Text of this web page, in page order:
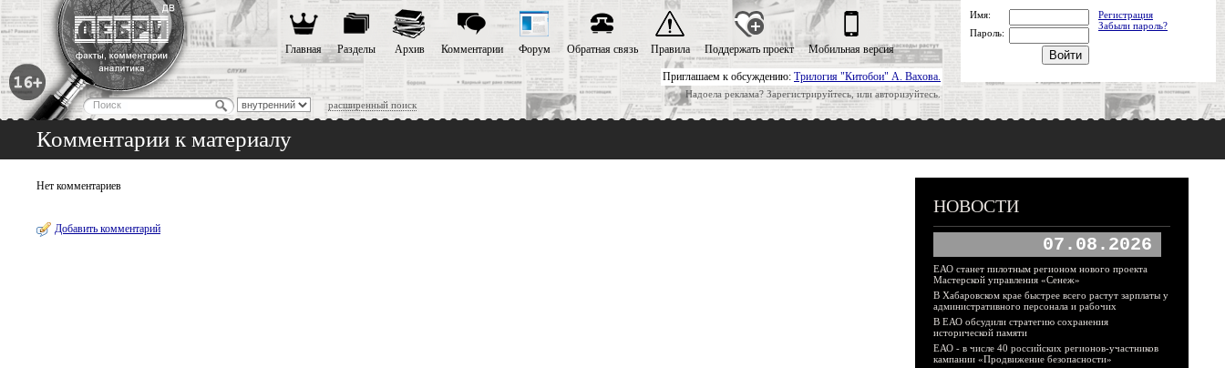
Приглашаем к обсуждению: Трилогия "Китобои" А. Вахова.
Надоела реклама? Зарегистрируйтесь, или авторизуйтесь.
расширенный поиск
Главная Разделы Архив Комментарии Форум Обратная связь Правила Поддержать проект Мобильная версия
Имя:
Регистрация
Забыли пароль?
Пароль:
Комментарии к материалу
Нет комментариев
Добавить комментарий
НОВОСТИ
07.08.2026
ЕАО станет пилотным регионом нового проекта
Мастерской управления «Сенеж»
В Хабаровском крае быстрее всего растут зарплаты у
административного персонала и рабочих
В ЕАО обсудили стратегию сохранения
исторической памяти
ЕАО - в числе 40 российских регионов-участников
кампании «Продвижение безопасности»